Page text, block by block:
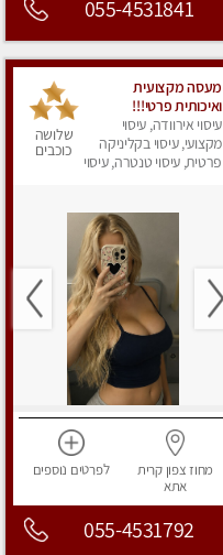
055-4531841
מעסה מקצועית
ואיכותית פרטי!!!
עיסוי אירוודה, עיסוי
מקצועי, עיסוי בקליניקה
פרטית, עיסוי טנטרה, עיסוי
שלושה
כוכבים
מחוז צפוןקרית
אתא
לפרטים נוספים
055-4531792